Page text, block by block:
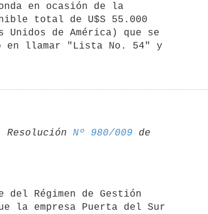
en ocasión de la
total de U$S 55.000
de América) que se
en llamar "Lista No. 54" y
Resolución Nº 980/009 de
la empresa Puerta del Sur